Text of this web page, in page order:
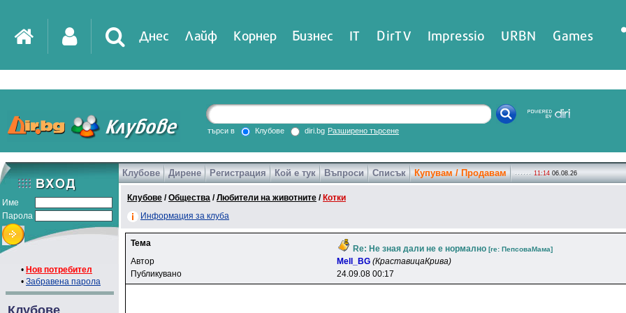
Днес Лайф Корнер Бизнес IT DirTV Impressio URBN Games
търси в Клубове diri.bg Разширено търсене
Име
Парола
• Нов потребител
• Забравена парола
Клубове
Клубове Дирене Регистрация Кой е тук Въпроси Списък Купувам / Продавам 11:14 06.08.26
Клубове /Общества /Любители на животните / Котки
Информация за клуба
Тема
Re: Не зная дали не е нормално [re: ПeпcoвaMaмa]
Автор Mell_BG (КраставицаКрива)
Публикувано
24.09.08 00:17